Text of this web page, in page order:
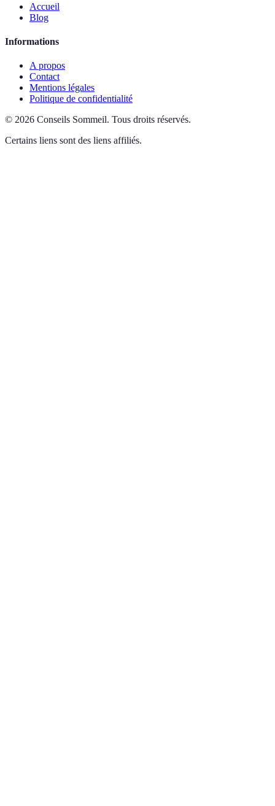
Accueil
Blog
Informations
A propos
Contact
Mentions légales
Politique de confidentialité
© 2026 Conseils Sommeil. Tous droits réservés.
Certains liens sont des liens affiliés.